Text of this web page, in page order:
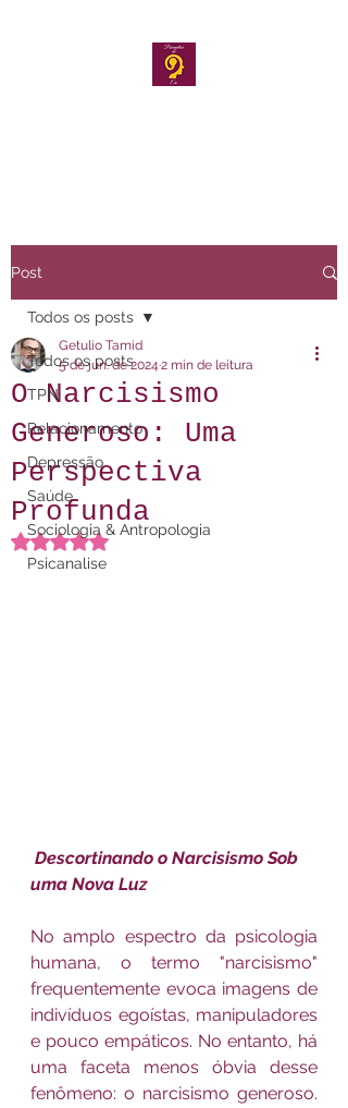
Post
Todos os posts
TPN
Relacionamento
Depressão
Saúde
Sociologia & Antropologia
Psicanalise
Todos os posts
O Narcisismo
Generoso: Uma
Perspectiva
Profunda
Getulio Tamid
5 de jun. de 2024 2 min de leitura
Avaliado com NaN de 5 estrelas.
Descortinando o Narcisismo Sob
uma Nova Luz
No amplo espectro da psicologia
humana, o termo "narcisismo"
frequentemente evoca imagens de
indivíduos egoístas, manipuladores
e pouco empáticos. No entanto, há
uma faceta menos óbvia desse
fenômeno: o narcisismo generoso.